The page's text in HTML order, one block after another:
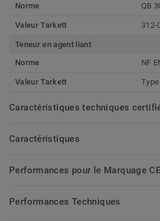
Norme
QB
Valeur Tarkett 312-
Teneur en agent liant
Norme
NF
Valeur Tarkett Type
Caractéristiques techniques
Caractéristiques
Performances pour le Marquage CE
Performances Techniques